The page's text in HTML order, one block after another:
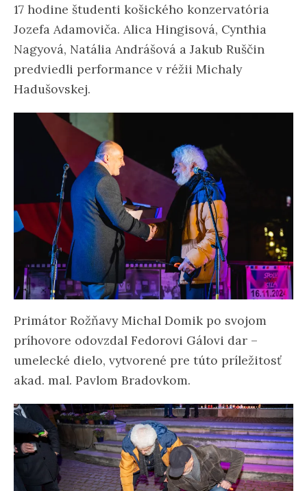
17 hodine študenti košického konzervatória
Jozefa Adamoviča. Alica Hingisová, Cynthia
Nagyová, Natália Andrášová a Jakub Ruščin
predviedli performance v réžii Michaly
Hadušovskej.
Primátor Rožňavy Michal Domik po svojom
príhovore odovzdal Fedorovi Gálovi dar –
umelecké dielo, vytvorené pre túto príležitosť
akad. mal. Pavlom Bradovkom.